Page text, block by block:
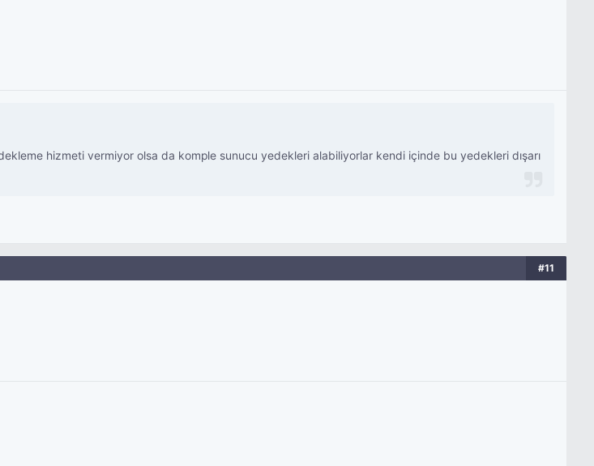
hizmeti vermiyor olsa da komple sunucu yedekleri alabiliyorlar kendi içinde bu yedekleri dışarı
#11